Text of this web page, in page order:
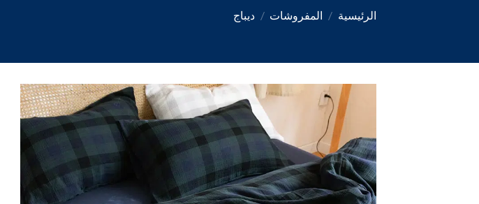
الرئيسية / المفروشات / ديباج
اضف
المفضلة